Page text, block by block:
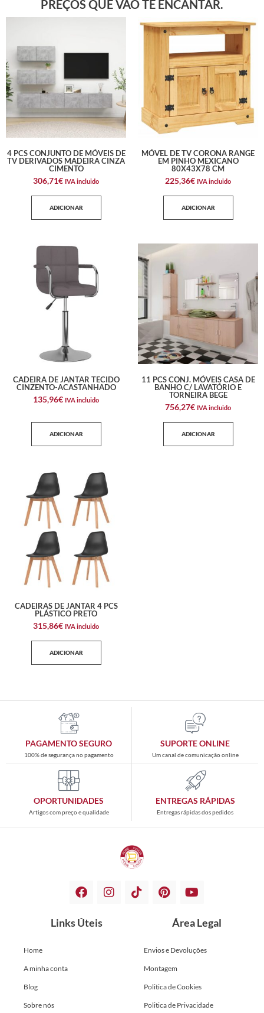
PREÇOS QUE VÃO TE ENCANTAR.
4 PCS CONJUNTO DE MÓVEIS DE
TV DERIVADOS MADEIRA CINZA
CIMENTO
306,71€ IVA incluido
ADICIONAR
MÓVEL DE TV CORONA RANGE
EM PINHO MEXICANO
80X43X78 CM
225,36€ IVA incluido
ADICIONAR
CADEIRA DE JANTAR TECIDO
CINZENTO-ACASTANHADO
135,96€ IVA incluido
ADICIONAR
11 PCS CONJ. MÓVEIS CASA DE
BANHO C/ LAVATÓRIO E
TORNEIRA BEGE
756,27€ IVA incluido
ADICIONAR
CADEIRAS DE JANTAR 4 PCS
PLÁSTICO PRETO
315,86€ IVA incluido
ADICIONAR
PAGAMENTO SEGURO
100% de segurança no pagamento
SUPORTE ONLINE
Um canal de comunicação online
OPORTUNIDADES
Artigos com preço e qualidade
ENTREGAS RÁPIDAS
Entregas rápidas dos pedidos
Links Úteis
Home
A minha conta
Blog
Sobre nós
Área Legal
Envios e Devoluções
Montagem
Politica de Cookies
Politica de Privacidade